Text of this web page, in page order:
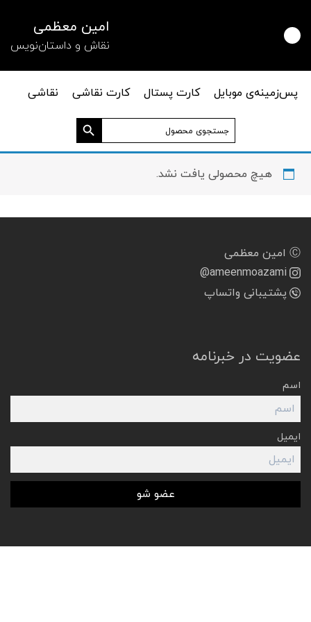
امین معظمی
نقاش و داستان‌نویس
پس‌زمینه‌ی موبایل کارت پستال کارت نقاشی
نقاشی
جستجو
برای:
دکمه جستجو
هیچ محصولی یافت نشد.
Ⓒ امین معظمی
@ameenmoazami
پشتیبانی واتساپ
عضویت در خبرنامه
اسم
ایمیل